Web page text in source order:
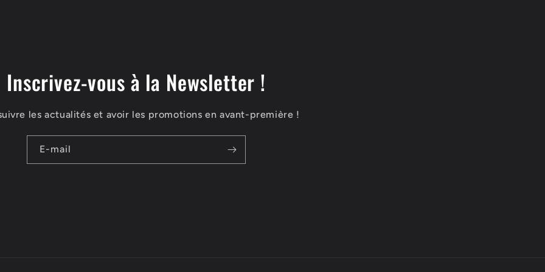
Inscrivez-vous à la Newsletter !
les actualités et avoir les promotions en avant-première !
E-mail